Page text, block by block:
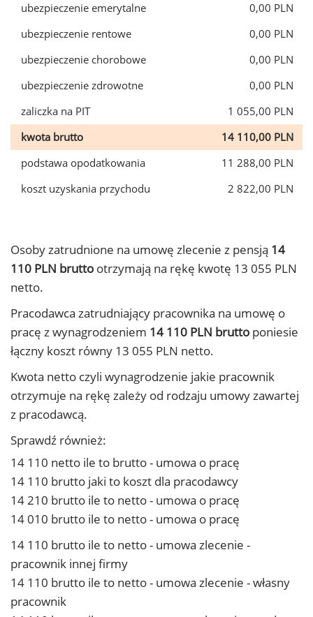
ubezpieczenie emerytalne
0,00 PLN
ubezpieczenie rentowe
0,00 PLN
ubezpieczenie chorobowe
0,00 PLN
ubezpieczenie zdrowotne
0,00 PLN
zaliczka na PIT
1 055,00 PLN
kwota brutto
14 110,00 PLN
podstawa opodatkowania
11 288,00 PLN
koszt uzyskania przychodu
2 822,00 PLN
Osoby zatrudnione na umowę zlecenie z pensją 14
110 PLN brutto otrzymają na rękę kwotę 13 055 PLN
netto.
Pracodawca zatrudniający pracownika na umowę o
pracę z wynagrodzeniem 14 110 PLN brutto poniesie
łączny koszt równy 13 055 PLN netto.
Kwota netto czyli wynagrodzenie jakie pracownik
otrzymuje na rękę zależy od rodzaju umowy zawartej
z pracodawcą.
Sprawdź również:
14 110 netto ile to brutto - umowa o pracę
14 110 brutto jaki to koszt dla pracodawcy
14 210 brutto ile to netto - umowa o pracę
14 010 brutto ile to netto - umowa o pracę
14 110 brutto ile to netto - umowa zlecenie -
pracownik innej firmy
14 110 brutto ile to netto - umowa zlecenie - własny
pracownik